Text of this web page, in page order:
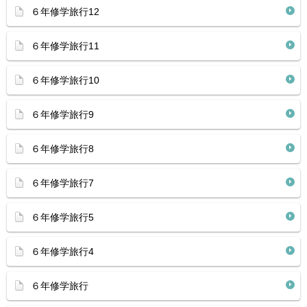
６年修学旅行12
６年修学旅行11
６年修学旅行10
６年修学旅行9
６年修学旅行8
６年修学旅行7
６年修学旅行5
６年修学旅行4
６年修学旅行